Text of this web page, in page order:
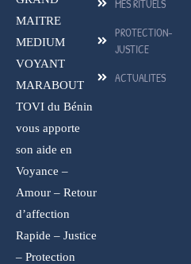
MAITRE
MEDIUM
VOYANT
MARABOUT
TOVI du Bénin
vous apporte
son aide en
Voyance –
Amour – Retour
d’affection
Rapide – Justice
– Protection
MES RITUELS
PROTECTION-
JUSTICE
ACTUALITES